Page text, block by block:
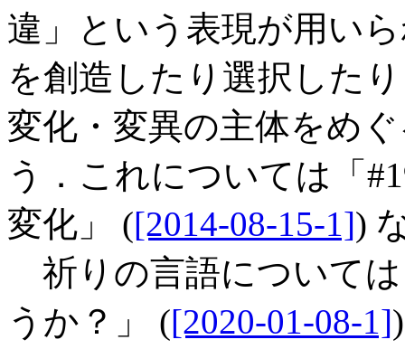
違」という表現が用い
を創造したり選択した
変化・変異の主体をめ
う．これについては「
変化」 ([2014-08-15-1])
祈りの言語については
うか？」 ([2020-01-08-1]